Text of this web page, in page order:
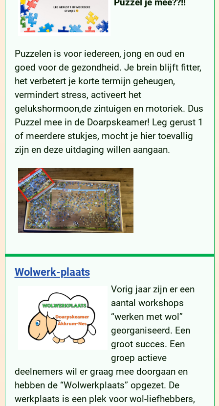
Puzzel je mee??!!
Puzzelen is voor iedereen, jong en oud en
goed voor de gezondheid. Je brein blijft fitter,
het verbetert je korte termijn geheugen,
vermindert stress, activeert het
gelukshormoon,de zintuigen en motoriek. Dus
Puzzel mee in de Doarpskeamer! Leg gerust 1
of meerdere stukjes, mocht je hier toevallig
zijn en deze uitdaging willen aangaan.
Wolwerk-plaats
Vorig jaar zijn er een
aantal workshops
“werken met wol”
georganiseerd. Een
groot succes. Een
groep actieve
deelnemers wil er graag mee doorgaan en
hebben de “Wolwerkplaats” opgezet. De
werkplaats is een plek voor wol-liefhebbers,